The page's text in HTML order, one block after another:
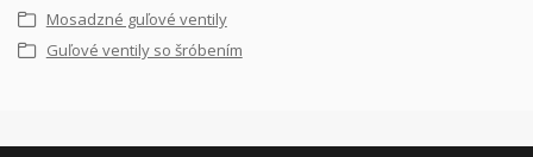
Mosadzné guľové ventily
Guľové ventily so šróbením